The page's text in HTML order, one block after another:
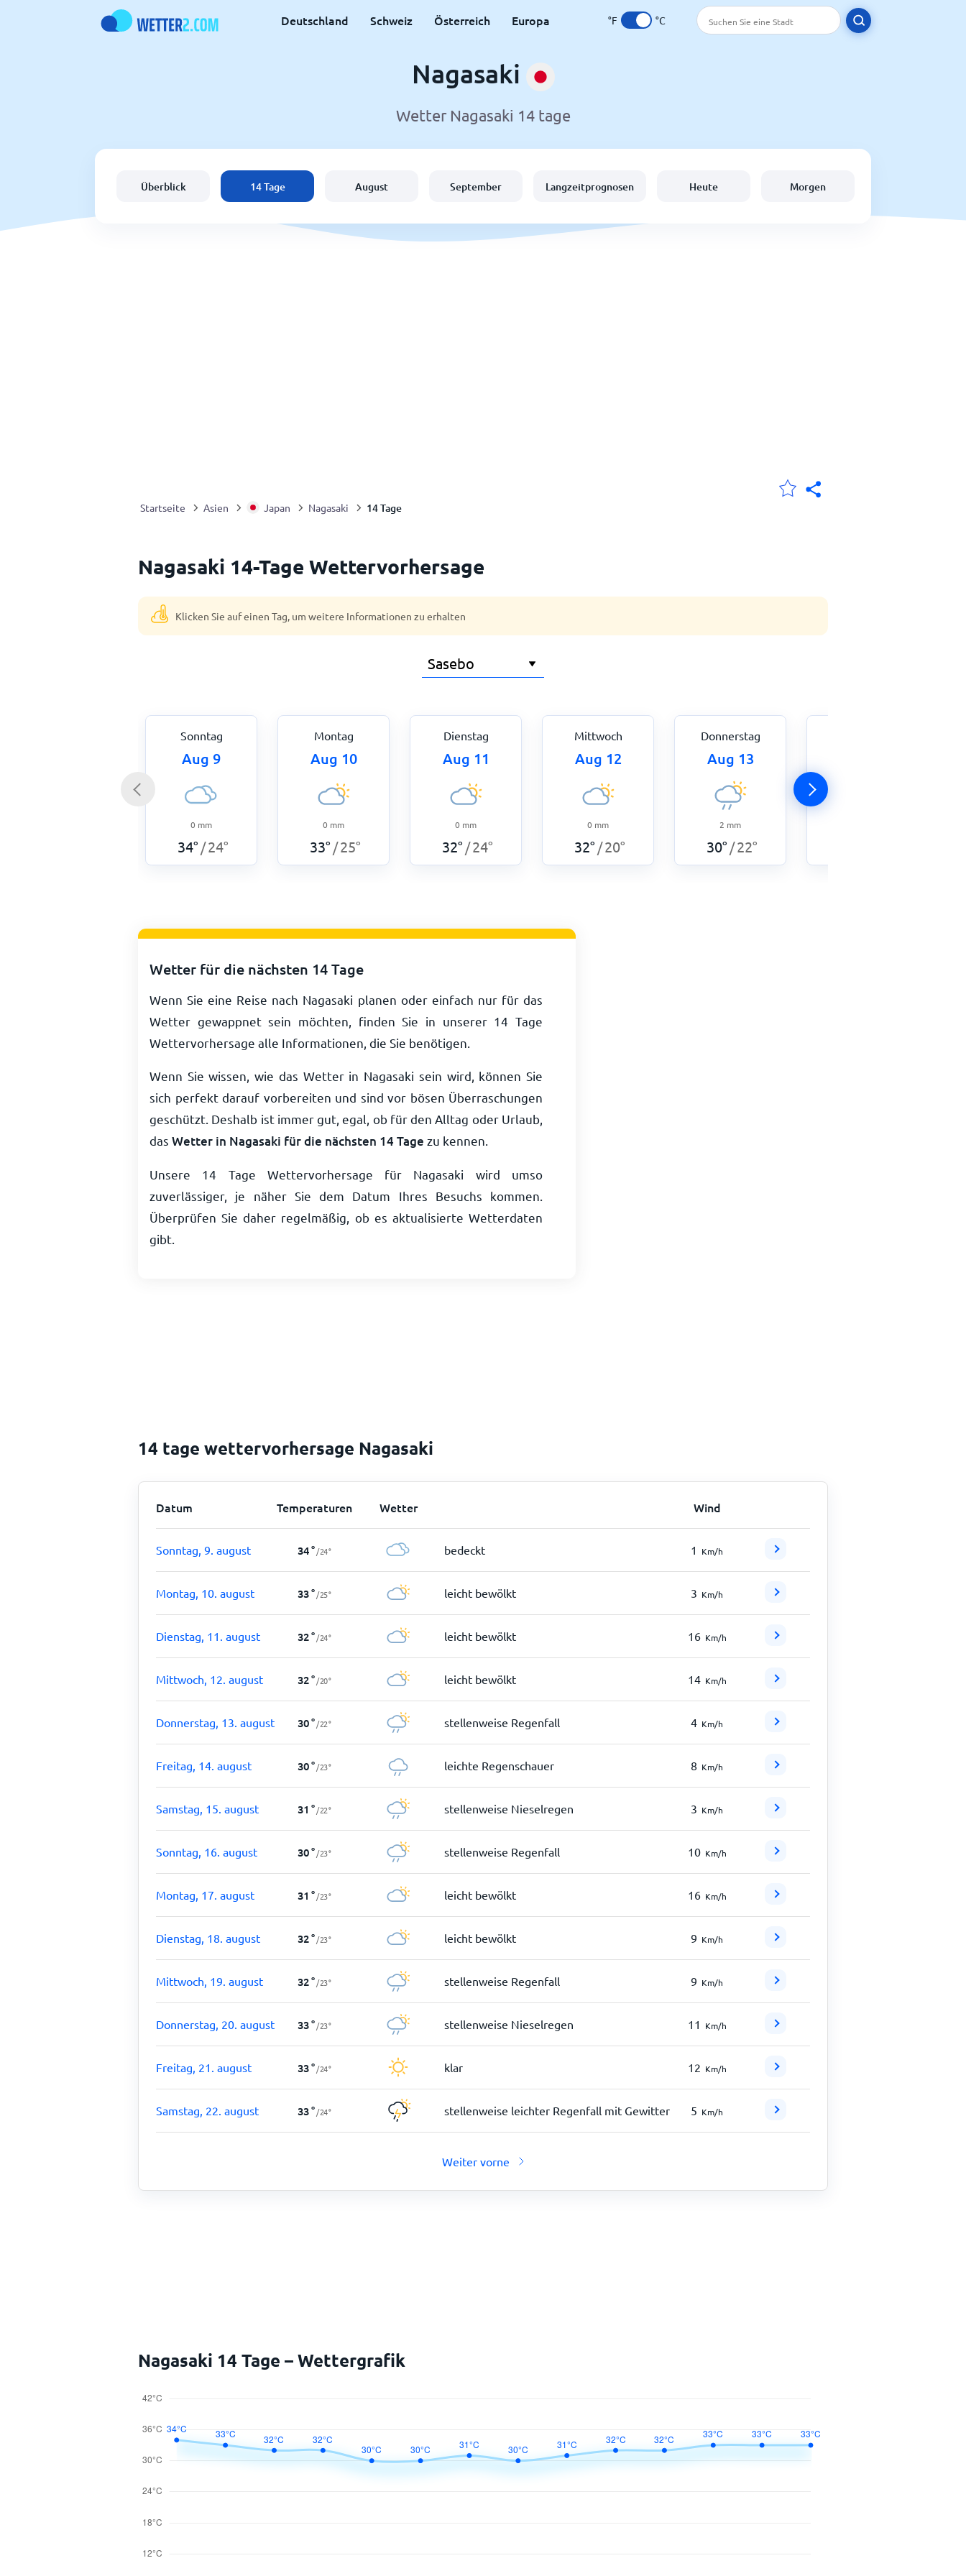
Deutschland Schweiz Österreich Europa °F °C
Nagasaki
Wetter Nagasaki 14 tage
Überblick 14 Tage August September Langzeitprognosen Heute Morgen
Startseite Asien Japan Nagasaki 14 Tage
Nagasaki 14-Tage Wettervorhersage
Klicken Sie auf einen Tag, um weitere Informationen zu erhalten
Sonntag
Aug 9
0 mm
34° /24°
Montag
Aug 10
0 mm
33° /25°
Dienstag
Aug 11
0 mm
32° /24°
Mittwoch
Aug 12
0 mm
32° /20°
Donnerstag
Aug 13
2 mm
30° /22°
Wetter für die nächsten 14 Tage
Wenn Sie eine Reise nach Nagasaki planen oder einfach nur für das
Wetter gewappnet sein möchten, finden Sie in unserer 14 Tage
Wettervorhersage alle Informationen, die Sie benötigen.
Wenn Sie wissen, wie das Wetter in Nagasaki sein wird, können Sie
sich perfekt darauf vorbereiten und sind vor bösen Überraschungen
geschützt. Deshalb ist immer gut, egal, ob für den Alltag oder Urlaub,
das Wetter in Nagasaki für die nächsten 14 Tage zu kennen.
Unsere 14 Tage Wettervorhersage für Nagasaki wird umso
zuverlässiger, je näher Sie dem Datum Ihres Besuchs kommen.
Überprüfen Sie daher regelmäßig, ob es aktualisierte Wetterdaten
gibt.
14 tage wettervorhersage Nagasaki
Datum Temperaturen Wetter Wind
Sonntag, 9. august 34° /24° bedeckt 1 Km/h
Montag, 10. august 33° /25° leicht bewölkt 3 Km/h
Dienstag, 11. august 32° /24° leicht bewölkt 16 Km/h
Mittwoch, 12. august 32° /20° leicht bewölkt 14 Km/h
Donnerstag, 13. august 30° /22° stellenweise Regenfall 4 Km/h
Freitag, 14. august 30° /23° leichte Regenschauer 8 Km/h
Samstag, 15. august 31 ° /22° stellenweise Nieselregen 3 Km/h
Sonntag, 16. august 30° /23° stellenweise Regenfall 10 Km/h
Montag, 17. august 31 ° /23° leicht bewölkt 16 Km/h
Dienstag, 18. august 32° /23° leicht bewölkt 9 Km/h
Mittwoch, 19. august 32° /23° stellenweise Regenfall 9 Km/h
Donnerstag, 20. august 33° /23° stellenweise Nieselregen 11 Km/h
Freitag, 21. august 33° /24° klar 12 Km/h
Samstag, 22. august 33° /24° stellenweise leichter Regenfall mit Gewitter 5 Km/h
Weiter vorne
Nagasaki 14 Tage – Wettergrafik